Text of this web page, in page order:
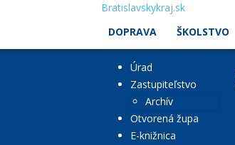
Bratislavskykraj.sk
DOPRAVA
ŠKOLSTVO
Úrad
Zastupiteľstvo
Archív
Otvorená župa
E-knižnica